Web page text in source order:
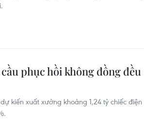
phục hồi không đồng đều
kiến xuất xưởng khoảng 1,24 tỷ chiếc điện